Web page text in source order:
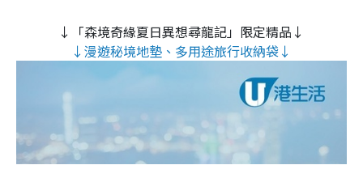
↓「森境奇緣夏日異想尋龍記」限定精品↓
↓漫遊秘境地墊、多用途旅行收納袋↓